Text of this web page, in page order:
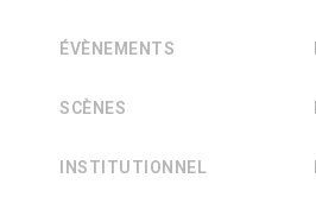
ÉVÈNEMENTS
SCÈNES
INSTITUTIONNEL